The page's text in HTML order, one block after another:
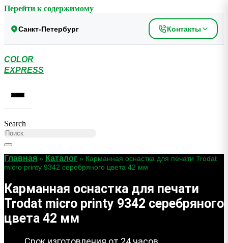
Перейти к содержимому
Санкт-Петербург Контакты
COLOR
EXPRESS
Search
Главная » Каталог » Карманная оснастка для печати Trodat
micro printy 9342 серебряного цвета 42 мм
Карманная оснастка для печати
Trodat micro printy 9342 серебряного
цвета 42 мм